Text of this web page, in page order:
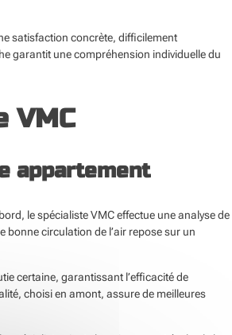
satisfaction concrète, difficilement
garantit une compréhension individuelle du
VMC
appartement
le spécialiste VMC effectue une analyse de
bonne circulation de l’air repose sur un
certaine, garantissant l’efficacité de
choisi en amont, assure de meilleures